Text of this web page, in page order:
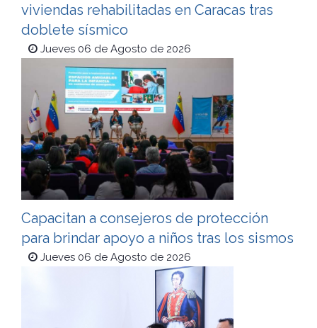
viviendas rehabilitadas en Caracas tras
doblete sísmico
Jueves 06 de Agosto de 2026
Capacitan a consejeros de protección
para brindar apoyo a niños tras los sismos
Jueves 06 de Agosto de 2026